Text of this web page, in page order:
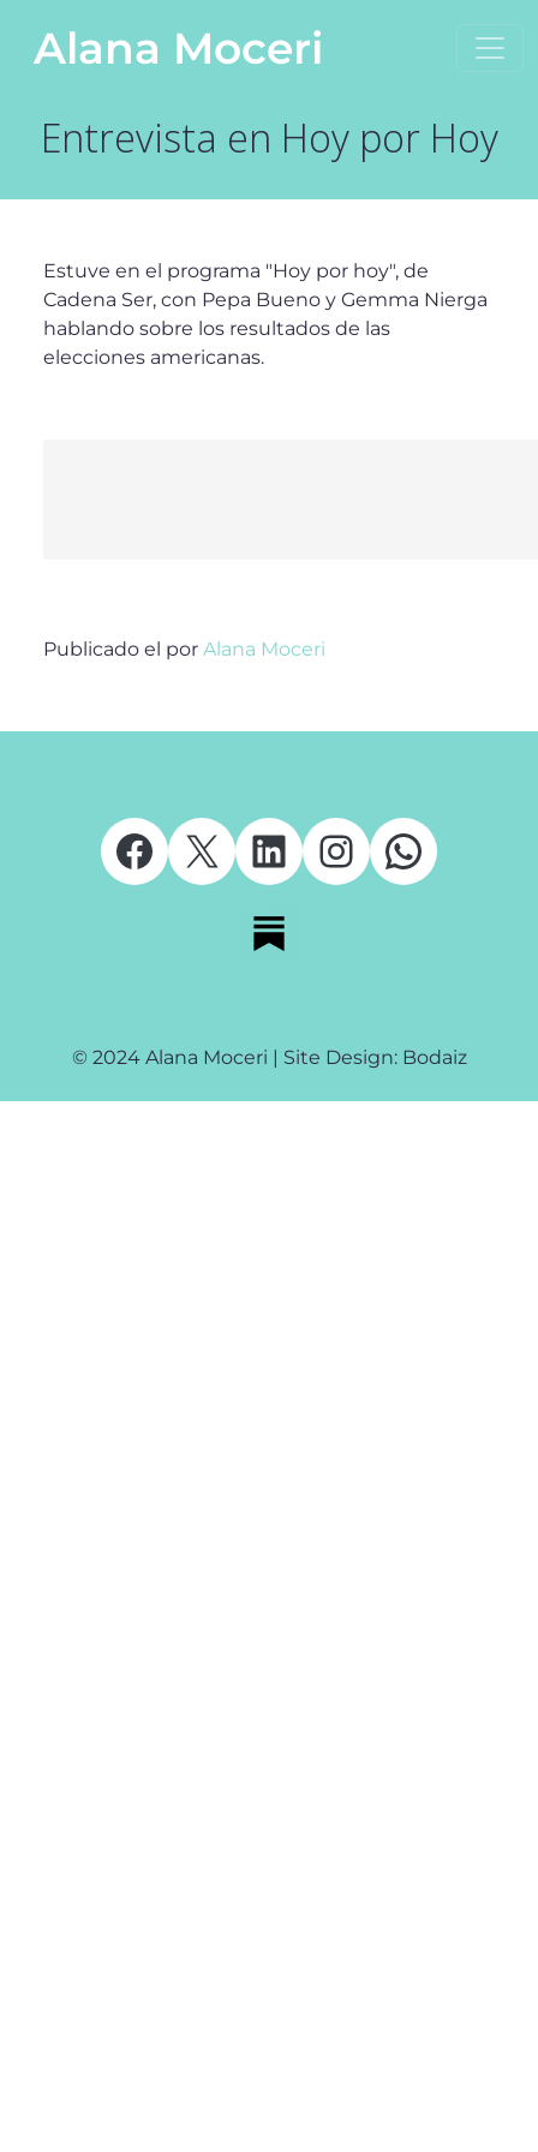
Navegación principal
Alana Moceri
Entrevista en Hoy por Hoy
Estuve en el programa "Hoy por hoy", de
Cadena Ser, con Pepa Bueno y Gemma Nierga
hablando sobre los resultados de las
elecciones americanas.
Publicado el por Alana Moceri
Facebook
X LinkedIn
Instagram
© 2024 Alana Moceri | Site Design: Bodaiz